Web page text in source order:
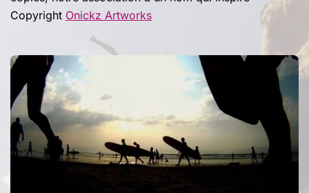
Copyright Onickz Artworks